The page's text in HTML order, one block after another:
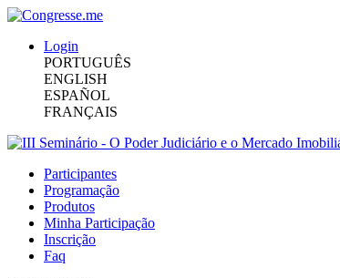
Login
PORTUGUÊS
ENGLISH
ESPAÑOL
FRANÇAIS
Participantes
Programação
Produtos
Minha Participação
Inscrição
Faq